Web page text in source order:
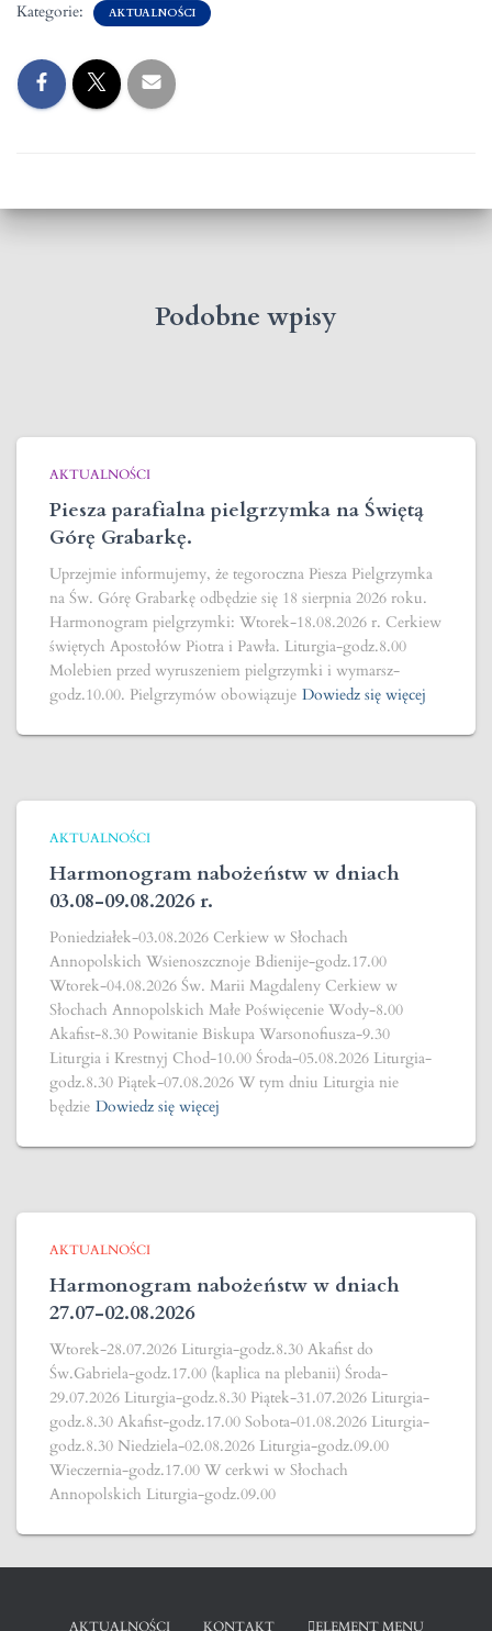
Kategorie: AKTUALNOŚCI
Podobne wpisy
AKTUALNOŚCI
Piesza parafialna pielgrzymka na Świętą
Górę Grabarkę.
Uprzejmie informujemy, że tegoroczna Piesza Pielgrzymka
na Św. Górę Grabarkę odbędzie się 18 sierpnia 2026 roku.
Harmonogram pielgrzymki: Wtorek-18.08.2026 r. Cerkiew
świętych Apostołów Piotra i Pawła. Liturgia-godz.8.00
Molebien przed wyruszeniem pielgrzymki i wymarsz-
godz.10.00. Pielgrzymów obowiązuje Dowiedz się więcej
AKTUALNOŚCI
Harmonogram nabożeństw w dniach
03.08-09.08.2026 r.
Poniedziałek-03.08.2026 Cerkiew w Słochach
Annopolskich Wsienoszcznoje Bdienije-godz.17.00
Wtorek-04.08.2026 Św. Marii Magdaleny Cerkiew w
Słochach Annopolskich Małe Poświęcenie Wody-8.00
Akafist-8.30 Powitanie Biskupa Warsonofiusza-9.30
Liturgia i Krestnyj Chod-10.00 Środa-05.08.2026 Liturgia-
godz.8.30 Piątek-07.08.2026 W tym dniu Liturgia nie
będzie Dowiedz się więcej
AKTUALNOŚCI
Harmonogram nabożeństw w dniach
27.07-02.08.2026
Wtorek-28.07.2026 Liturgia-godz.8.30 Akafist do
Św.Gabriela-godz.17.00 (kaplica na plebanii) Środa-
29.07.2026 Liturgia-godz.8.30 Piątek-31.07.2026 Liturgia-
godz.8.30 Akafist-godz.17.00 Sobota-01.08.2026 Liturgia-
godz.8.30 Niedziela-02.08.2026 Liturgia-godz.09.00
Wieczernia-godz.17.00 W cerkwi w Słochach
Annopolskich Liturgia-godz.09.00
AKTUALNOŚCI KONTAKT ELEMENT MENU